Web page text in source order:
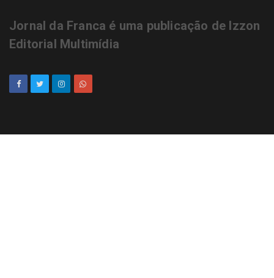
Jornal da Franca é uma publicação de Izzon
Editorial Multimídia